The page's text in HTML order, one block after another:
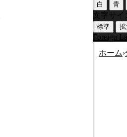
白 青
文字サイ
標準
Foreign
ホーム›